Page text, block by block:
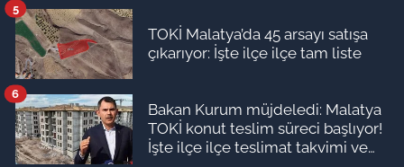
TOKİ Malatya’da 45 arsayı satışa
çıkarıyor: İşte ilçe ilçe tam liste
5
Bakan Kurum müjdeledi: Malatya
TOKİ konut teslim süreci başlıyor!
İşte ilçe ilçe teslimat takvimi ve
6